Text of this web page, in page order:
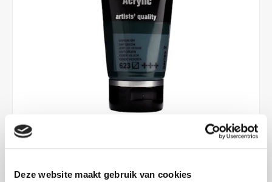
Deze website maakt gebruik van cookies
DIRECT LEVERBAAR